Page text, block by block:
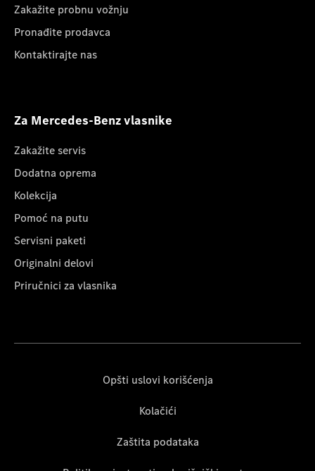
Zakažite probnu vožnju
Pronađite prodavca
Kontaktirajte nas
Za Mercedes-Benz vlasnike
Zakažite servis
Dodatna oprema
Kolekcija
Pomoć na putu
Servisni paketi
Originalni delovi
Priručnici za vlasnika
Opšti uslovi korišćenja
Kolačići
Zaštita podataka